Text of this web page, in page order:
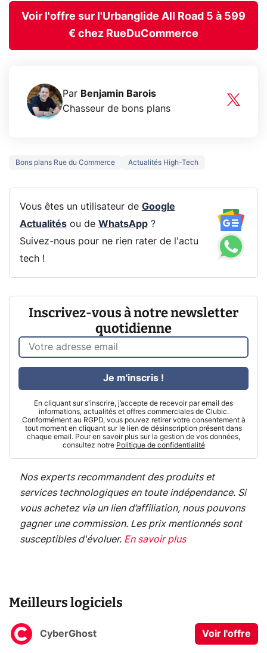
Voir l'offre sur l'Urbanglide All Road 5 à 599
€ chez RueDuCommerce
Par Benjamin Barois
Chasseur de bons plans
Bons plans Rue du Commerce Actualités High-Tech
Vous êtes un utilisateur de Google
Actualitésou de WhatsApp?
Suivez-nous pour ne rien rater de l'actu
tech !
Inscrivez-vous à notre newsletter
quotidienne
En cliquant sur s'inscrire, j’accepte de recevoir par email des
informations, actualités et offres commerciales de Clubic.
Conformément au RGPD, vous pouvez retirer votre consentement à
tout moment en cliquant sur le lien de désinscription présent dans
chaque email. Pour en savoir plus sur la gestion de vos données,
consultez notre Politique de confidentialité
Je m'inscris !
Nos experts recommandent des produits et
services technologiques en toute indépendance. Si
vous achetez via un lien d’affiliation, nous pouvons
gagner une commission. Les prix mentionnés sont
susceptibles d'évoluer. En savoir plus
Meilleurs logiciels
CyberGhost Voir l'offre